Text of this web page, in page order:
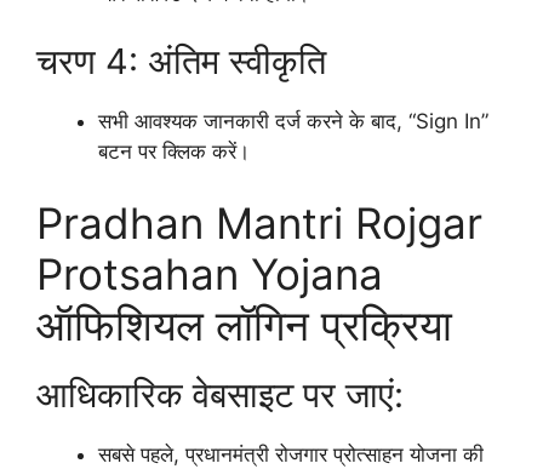
चरण 4: अंतिम स्वीकृति
सभी आवश्यक जानकारी दर्ज करने के बाद, “Sign In”
बटन पर क्लिक करें।
Pradhan Mantri Rojgar
Protsahan Yojana
ऑफिशियल लॉगिन प्रक्रिया
आधिकारिक वेबसाइट पर जाएं:
सबसे पहले, प्रधानमंत्री रोजगार प्रोत्साहन योजना की